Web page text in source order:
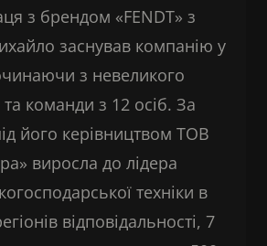
з брендом «FENDT» з
заснував компанію у
з невеликого
та команди з 12 осіб. За
його керівництвом ТОВ
виросла до лідера
техніки в
відповідальності, 7